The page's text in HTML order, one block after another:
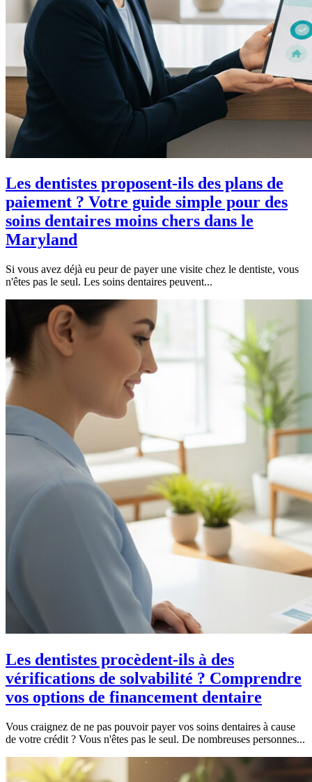
Les dentistes proposent-ils des plans de
paiement ? Votre guide simple pour des
soins dentaires moins chers dans le
Maryland
Si vous avez déjà eu peur de payer une visite chez le dentiste, vous
n'êtes pas le seul. Les soins dentaires peuvent...
Les dentistes procèdent-ils à des
vérifications de solvabilité ? Comprendre
vos options de financement dentaire
Vous craignez de ne pas pouvoir payer vos soins dentaires à cause
de votre crédit ? Vous n'êtes pas le seul. De nombreuses personnes...